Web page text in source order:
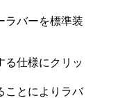
ラバーを標準装
る仕様にクリッ
ことによりラバ